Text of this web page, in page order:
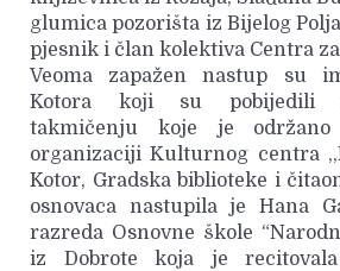
glumica pozorišta iz Bijelog
pjesnik i član kolektiva Centra
Veoma zapažen nastup su
Kotora koji su pobijedili
takmičenju koje je
organizaciji Kulturnog centra
Kotor, Gradska biblioteke i
osnovaca nastupila je Hana
razreda Osnovne škole
iz Dobrote koja je